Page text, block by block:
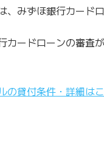
、みずほ銀行カード
カードローンの審査
の貸付条件・詳細は